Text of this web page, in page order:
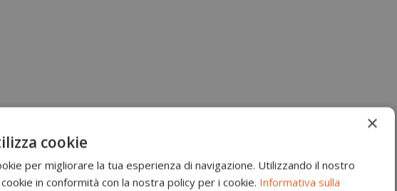
×
cookie
per migliorare la tua esperienza di navigazione. Utilizzando il nostro
in conformità con la nostra policy per i cookie. Informativa sulla